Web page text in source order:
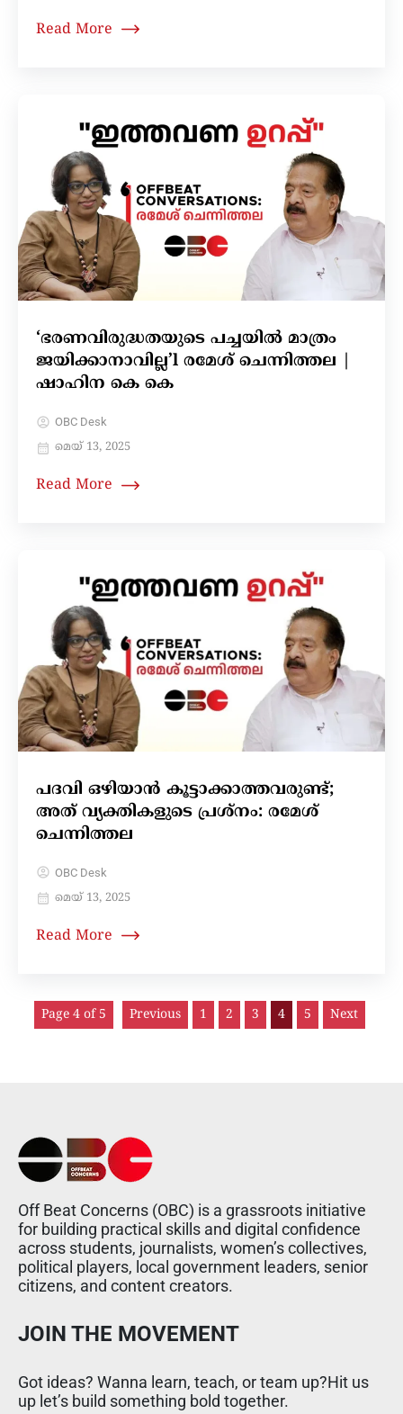
Read More
‘ഭരണവിരുദ്ധതയുടെ പച്ചയിൽ മാത്രം
ജയിക്കാനാവില്ല’l രമേശ് ചെന്നിത്തല |
ഷാഹിന കെ കെ
OBC Desk
മെയ്‌ 13, 2025
Read More
പദവി ഒഴിയാൻ കൂട്ടാക്കാത്തവരുണ്ട്;
അത് വ്യക്തികളുടെ പ്രശ്നം: രമേശ്
ചെന്നിത്തല
OBC Desk
മെയ്‌ 13, 2025
Read More
Page 4 of 5 Previous 1 2 3 4 5 Next
Off Beat Concerns (OBC) is a grassroots initiative
for building practical skills and digital confidence
across students, journalists, women’s collectives,
political players, local government leaders, senior
citizens, and content creators.
JOIN THE MOVEMENT
Got ideas? Wanna learn, teach, or team up?Hit us
up let’s build something bold together.